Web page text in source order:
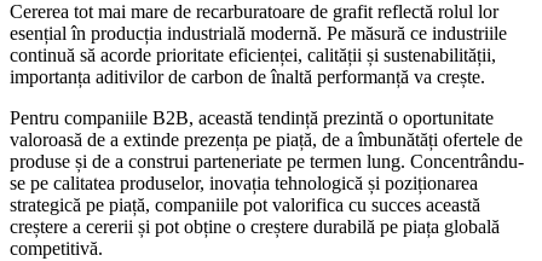
Cererea tot mai mare de recarburatoare de grafit reflectă rolul lor
esențial în producția industrială modernă. Pe măsură ce industriile
continuă să acorde prioritate eficienței, calității și sustenabilității,
importanța aditivilor de carbon de înaltă performanță va crește.
Pentru companiile B2B, această tendință prezintă o oportunitate
valoroasă de a extinde prezența pe piață, de a îmbunătăți ofertele de
produse și de a construi parteneriate pe termen lung. Concentrându-
se pe calitatea produselor, inovația tehnologică și poziționarea
strategică pe piață, companiile pot valorifica cu succes această
creștere a cererii și pot obține o creștere durabilă pe piața globală
competitivă.